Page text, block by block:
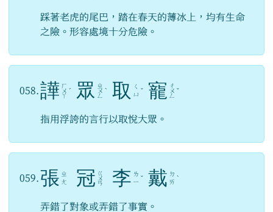
踩著老虎的尾巴，踏在春天的薄冰上，均有生命
之險。形容處境十分危險。
058. 譁 ㄏ
ㄨ
ㄚ
ˊ 眾 ㄓ
ㄨ
ㄥ
ˋ 取
ㄑ
ㄩ ˇ 寵 ㄔ
ㄨ
ㄥ
ˇ
指用浮誇的言行以取悅大眾。
059. 張 ㄓ
ㄤ
冠 ㄍ
ㄨ
ㄢ 李 ㄌ
ㄧ ˇ 戴 ㄉ
ㄞ ˋ
弄錯了對象或弄錯了事實。